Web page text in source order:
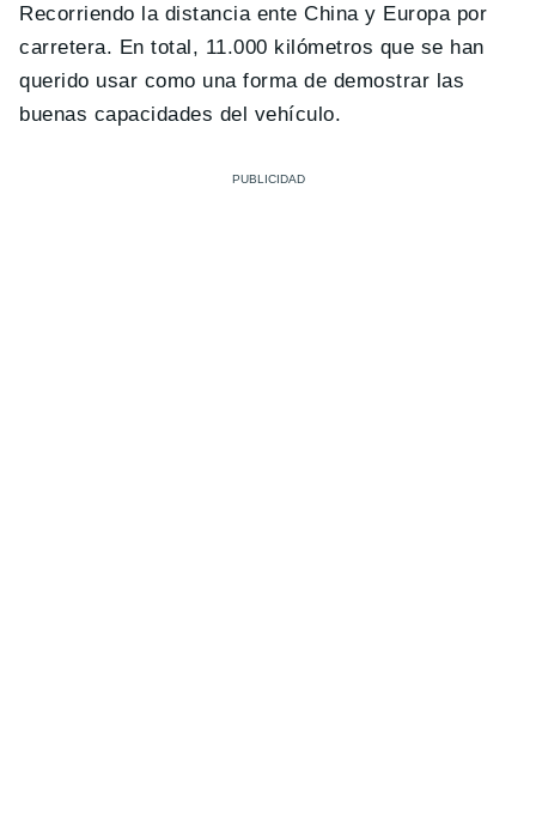
Recorriendo la distancia ente China y Europa por
carretera. En total, 11.000 kilómetros que se han
querido usar como una forma de demostrar las
buenas capacidades del vehículo.